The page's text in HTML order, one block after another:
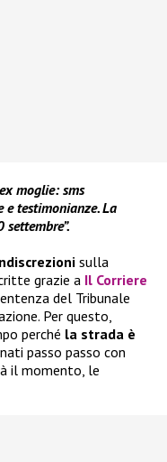
moglie: sms
e testimonianze. La
sulla
grazie a Il Corriere
del Tribunale
Per questo,
perché la strada è
passo passo con
il momento, le